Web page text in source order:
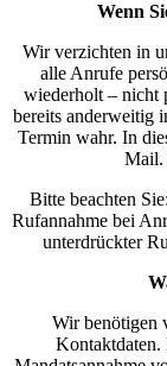
Wenn
Wir verzichten in
alle Anrufe
wiederholt – nicht
bereits anderweitig
Termin wahr. In
Mail.
Bitte beachten
Rufannahme bei
unterdrückter
Wir benötigen
Kontaktdaten.